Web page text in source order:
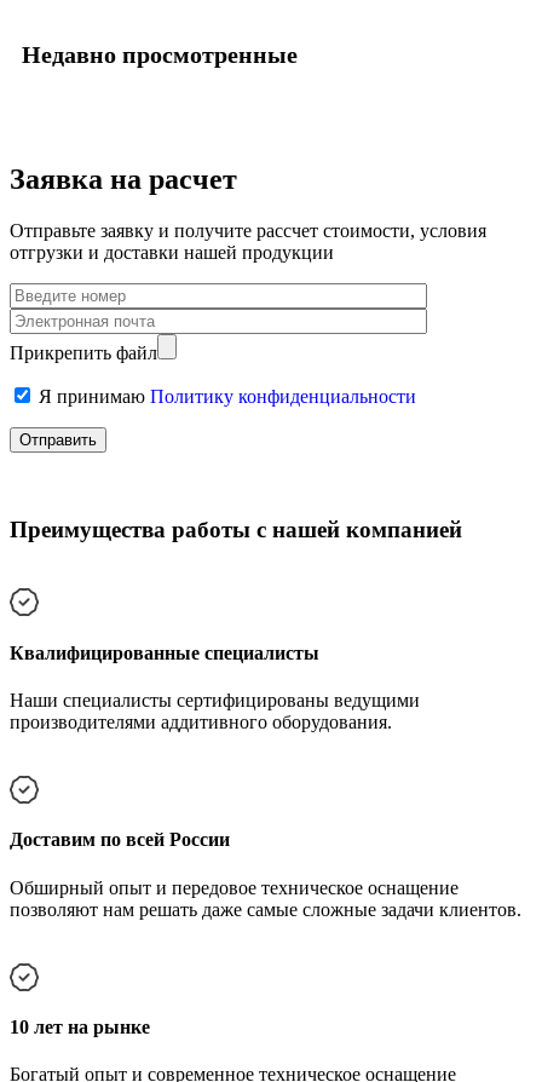
Недавно просмотренные
Заявка на расчет
Отправьте заявку и получите рассчет стоимости, условия
отгрузки и доставки нашей продукции
Прикрепить файл
Я принимаю Политику конфиденциальности
Преимущества работы с нашей компанией
Квалифицированные специалисты
Наши специалисты сертифицированы ведущими
производителями аддитивного оборудования.
Доставим по всей России
Обширный опыт и передовое техническое оснащение
позволяют нам решать даже самые сложные задачи клиентов.
10 лет на рынке
Богатый опыт и современное техническое оснащение